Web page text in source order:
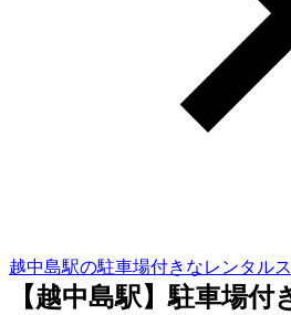
越中島駅の駐車場付きなレンタル
【越中島駅】駐車場